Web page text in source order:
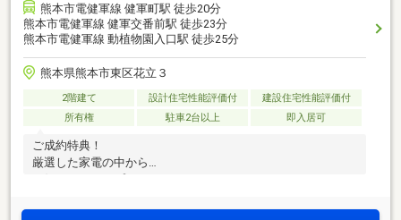
熊本市電健軍線 健軍町駅 徒歩20分
熊本市電健軍線 健軍交番前駅 徒歩23分
熊本市電健軍線 動植物園入口駅 徒歩25分
熊本県熊本市東区花立３
2階建て 設計住宅性能評価付
建設住宅性能評価付
所有権
駐車2台以上 即入居可
ご成約特典！
厳選した家電の中から